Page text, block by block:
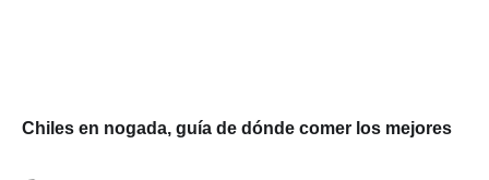
Chiles en nogada, guía de dónde comer los mejores